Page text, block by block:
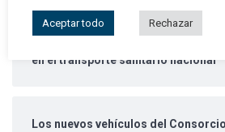
Nace el grupo cooperativo andaluz
en el transporte sanitario nacional
Los nuevos vehículos del
Aceptar todo Rechazar